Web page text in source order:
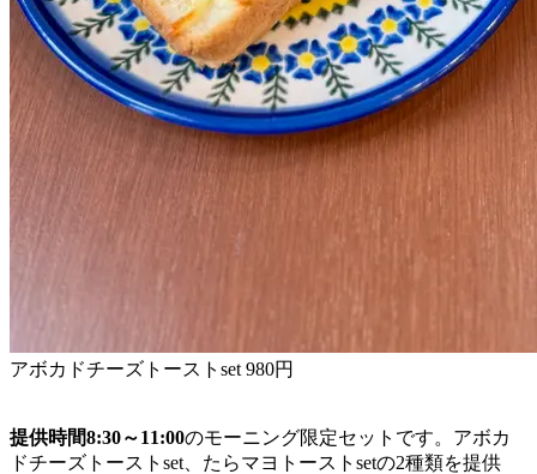
アボカドチーズトーストset 980円
提供時間8:30～11:00のモーニング限定セットです。アボカ
ドチーズトーストset、たらマヨトーストsetの2種類を提供